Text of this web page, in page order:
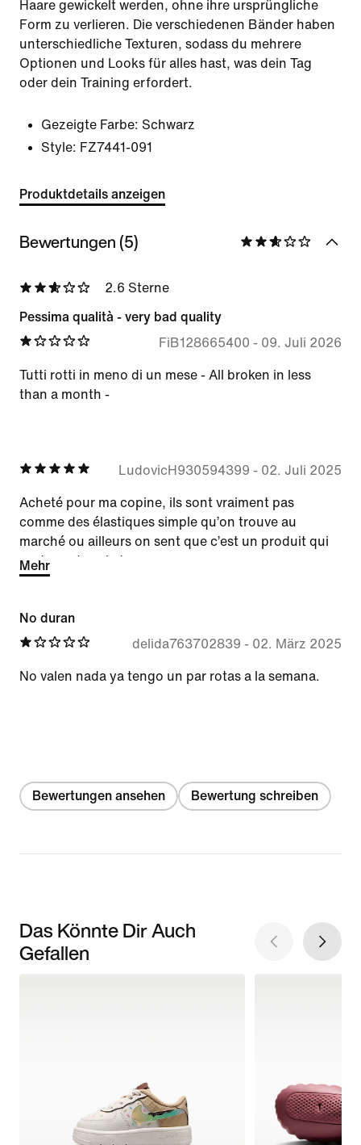
Haare gewickelt werden, ohne ihre ursprüngliche
Form zu verlieren. Die verschiedenen Bänder haben
unterschiedliche Texturen, sodass du mehrere
Optionen und Looks für alles hast, was dein Tag
oder dein Training erfordert.
Gezeigte Farbe: Schwarz
Style: FZ7441-091
Produktdetails anzeigen
Bewertungen (5)
2.6 Sterne
Pessima qualità - very bad quality
FiB128665400 - 09. Juli 2026
Tutti rotti in meno di un mese - All broken in less
than a month -
LudovicH930594399 - 02. Juli 2025
Acheté pour ma copine, ils sont vraiment pas
comme des élastiques simple qu’on trouve au
marché ou ailleurs on sent que c’est un produit qui
va durer dans le temps
Mehr
No duran
delida763702839 - 02. März 2025
No valen nada ya tengo un par rotas a la semana.
Bewertungen ansehen Bewertung schreiben
Das Könnte Dir Auch
Gefallen